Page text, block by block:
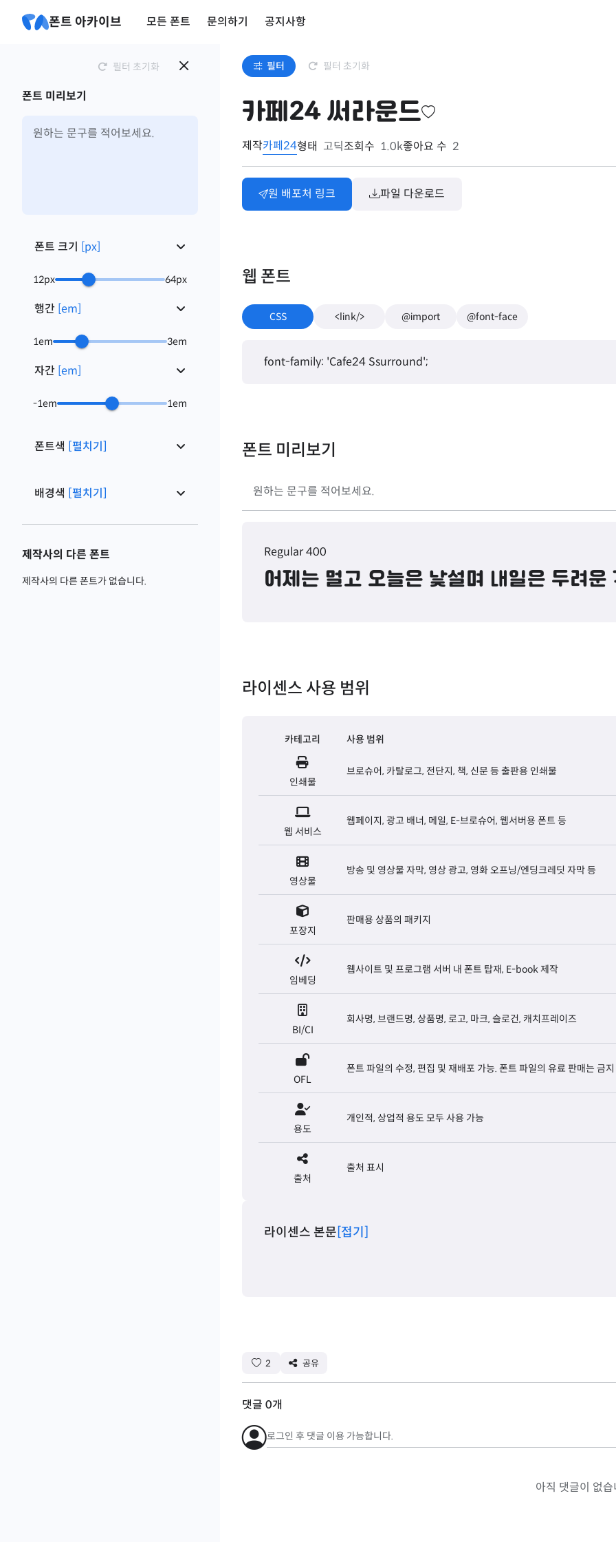
폰트 아카이브 모든 폰트 문의하기 공지사항
필터 필터 초기화
필터 초기화
폰트 미리보기
폰트 크기 [px]
12px 64px
행간 [em]
1em 3em
자간 [em]
-1em 1em
폰트색 [펼치기]
배경색 [펼치기]
제작사의 다른 폰트
제작사의 다른 폰트가 없습니다.
카페24 써라운드
제작카페24형태 고딕조회수 1.0k좋아요 수 2
원 배포처 링크 파일 다운로드
웹 폰트
CSS <link/> @import @font-face
font-family: 'Cafe24 Ssurround';
폰트 미리보기
Regular 400
어제는 멀고 오늘은 낯설며 내일은 두려운
라이센스 사용 범위
카테고리 사용 범위
인쇄물
브로슈어, 카탈로그, 전단지, 책, 신문 등 출판용 인쇄물
웹 서비스
웹페이지, 광고 배너, 메일, E-브로슈어, 웹서버용 폰트 등
영상물
방송 및 영상물 자막, 영상 광고, 영화 오프닝/엔딩크레딧 자막 등
포장지
판매용 상품의 패키지
임베딩
웹사이트 및 프로그램 서버 내 폰트 탑재, E-book 제작
BI/CI
회사명, 브랜드명, 상품명, 로고, 마크, 슬로건, 캐치프레이즈
OFL
폰트 파일의 수정, 편집 및 재배포 가능. 폰트 파일의 유료 판매는 금지
용도
개인적, 상업적 용도 모두 사용 가능
출처
출처 표시
라이센스 본문 [접기]
2 공유
댓글 0개
로그인 후 댓글 이용 가능합니다.
아직 댓글이 없습